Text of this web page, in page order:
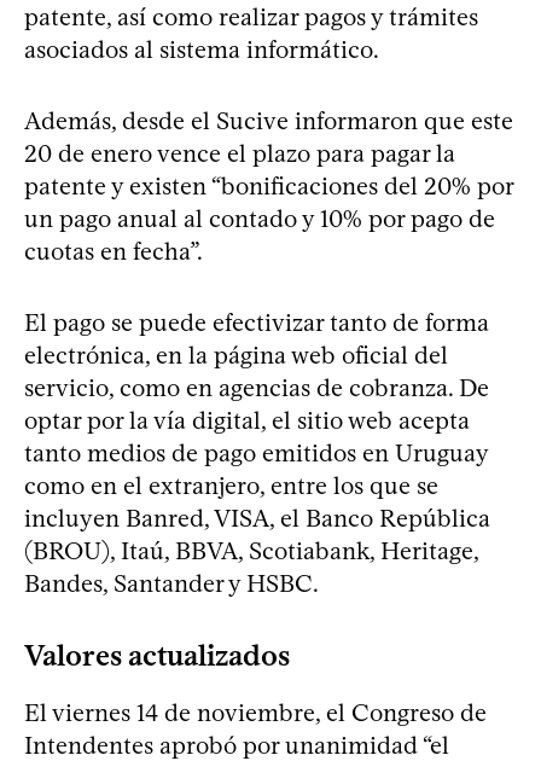
patente, así como realizar pagos y trámites
asociados al sistema informático.
Además, desde el Sucive informaron que este
20 de enero vence el plazo para pagar la
patente y existen “bonificaciones del 20% por
un pago anual al contado y 10% por pago de
cuotas en fecha”.
El pago se puede efectivizar tanto de forma
electrónica, en la página web oficial del
servicio, como en agencias de cobranza. De
optar por la vía digital, el sitio web acepta
tanto medios de pago emitidos en Uruguay
como en el extranjero, entre los que se
incluyen Banred, VISA, el Banco República
(BROU), Itaú, BBVA, Scotiabank, Heritage,
Bandes, Santander y HSBC.
Valores actualizados
El viernes 14 de noviembre, el Congreso de
Intendentes aprobó por unanimidad “el